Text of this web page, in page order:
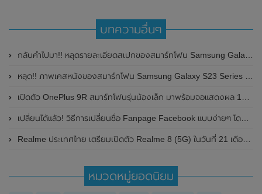
บทความอื่นๆ
กลับคำไปมา!! หลุดรายละเอียดสเปกของสมาร์ทโฟน Samsung Galaxy S23 FE (Fan Edition) อาจเปิดตัวในช่วงปลายปี 2023 นี้
หลุด!! ภาพเคสหนังของสมาร์ทโฟน Samsung Galaxy S23 Series ก่อนเปิดตัวในวันที่ 1 เดือนกุมภาพันธ์ 2023 นี้
เปิดตัว OnePlus 9R สมาร์ทโฟนรุ่นน้องเล็ก มาพร้อมจอแสดงผล 120Hz และชิปเซ็ต Qualcomm Snapdragon 870 วางจำหน่ายในประเทศอินเดียเท่านั้น
เปลี่ยนได้แล้ว! วิธีการเปลี่ยนชื่อ Fanpage Facebook แบบง่ายๆ โดยไม่ต้องสร้างใหม่
Realme ประเทศไทย เตรียมเปิดตัว Realme 8 (5G) ในวันที่ 21 เดือนเมษายน 2021 พร้อมเผยรายละเอียดสเปก
หมวดหมู่ยอดนิยม